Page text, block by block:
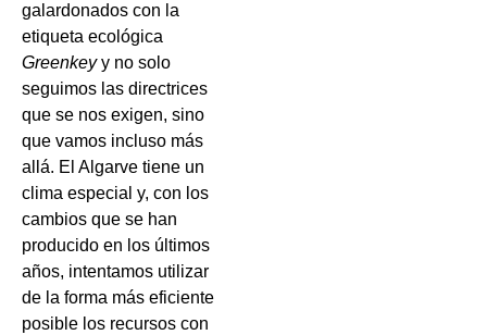
galardonados con la
etiqueta ecológica
Greenkeyy no solo
seguimos las directrices
que se nos exigen, sino
que vamos incluso más
allá. El Algarve tiene un
clima especial y, con los
cambios que se han
producido en los últimos
años, intentamos utilizar
de la forma más eficiente
posible los recursos con